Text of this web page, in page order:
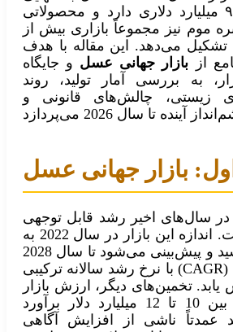
بازاری نزدیک به ۹ میلیارد دلاری دارد و محصولاتی
موم نیز مجموعاً بازاری بیش از
را تشکیل می‌دهد. این مقاله با هدف
از بازار جهانی عسل و جایگاه
به بررسی آمار تولید، روند
زیستی، چالش‌های قانونی و
سال‌های اخیر رشد قابل توجهی
را تجربه کرده است. اندازه این بازار در سال 2022 به
8/9 میلیارد دلار رسید و پیش‌بینی می‌شود تا سال 2028
با نرخ رشد سالانه ترکیبی (CAGR) 5/3 درصد، به 12/2
یابد. تخمین‌های دیگر، ارزش بازار
در سال 2024 را بین 10 تا 12 میلیارد دلار برآورد
عمدتاً ناشی از افزایش آگاهی